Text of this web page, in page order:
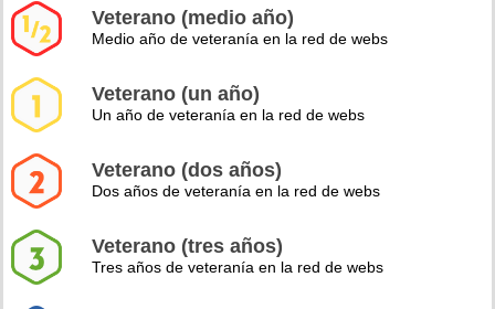
Veterano (medio año)
Medio año de veteranía en la red de webs
Veterano (un año)
Un año de veteranía en la red de webs
Veterano (dos años)
Dos años de veteranía en la red de webs
Veterano (tres años)
Tres años de veteranía en la red de webs